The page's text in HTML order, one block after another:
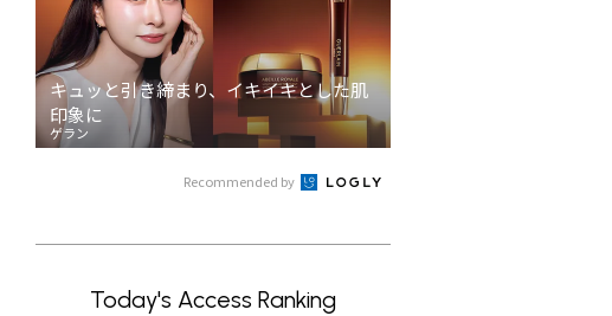
キュッと引き締まり、イキイキとした肌
印象に
ゲラン
Recommended by
Today's Access Ranking